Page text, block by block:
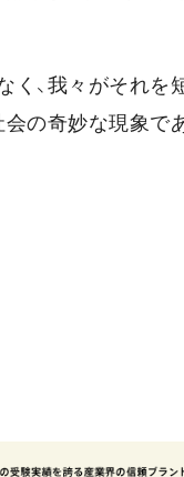
、我々がそれを
の奇妙な現象であ